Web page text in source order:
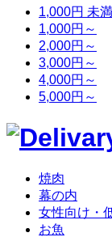
1,000円 未満
1,000円～
2,000円～
3,000円～
4,000円～
5,000円～
焼肉
幕の内
女性向け・
お魚